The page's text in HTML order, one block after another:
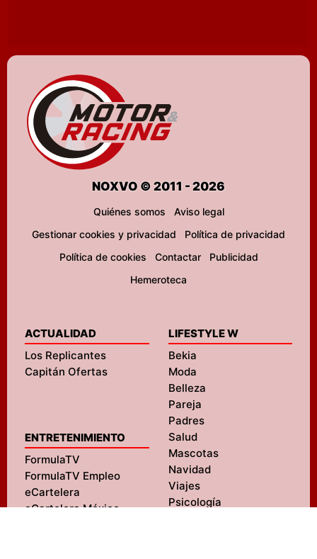
NOXVO © 2011 - 2026
Quiénes somos
Aviso legal
Gestionar cookies y privacidad
Política de privacidad
Política de cookies
Contactar
Publicidad
Hemeroteca
ACTUALIDAD
Los Replicantes
Capitán Ofertas
ENTRETENIMIENTO
FormulaTV
FormulaTV Empleo
eCartelera
eCartelera México
LIFESTYLE W
Bekia
Moda
Belleza
Pareja
Padres
Salud
Mascotas
Navidad
Viajes
Psicología